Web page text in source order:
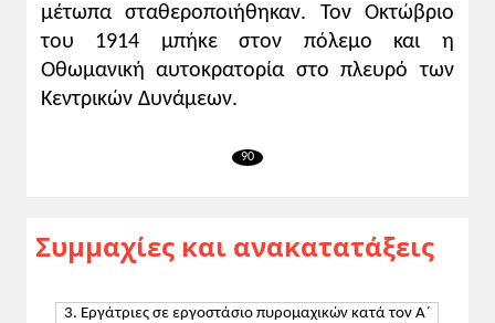
μέτωπα σταθεροποιήθηκαν. Τον Οκτώβριο
του 1914 μπήκε στον πόλεμο και η
Οθωμανική αυτοκρατορία στο πλευρό των
Κεντρικών Δυνάμεων.
90
Συμμαχίες και ανακατατάξεις
3. Εργάτριες σε εργοστάσιο πυρομαχικών κατά τον Α΄